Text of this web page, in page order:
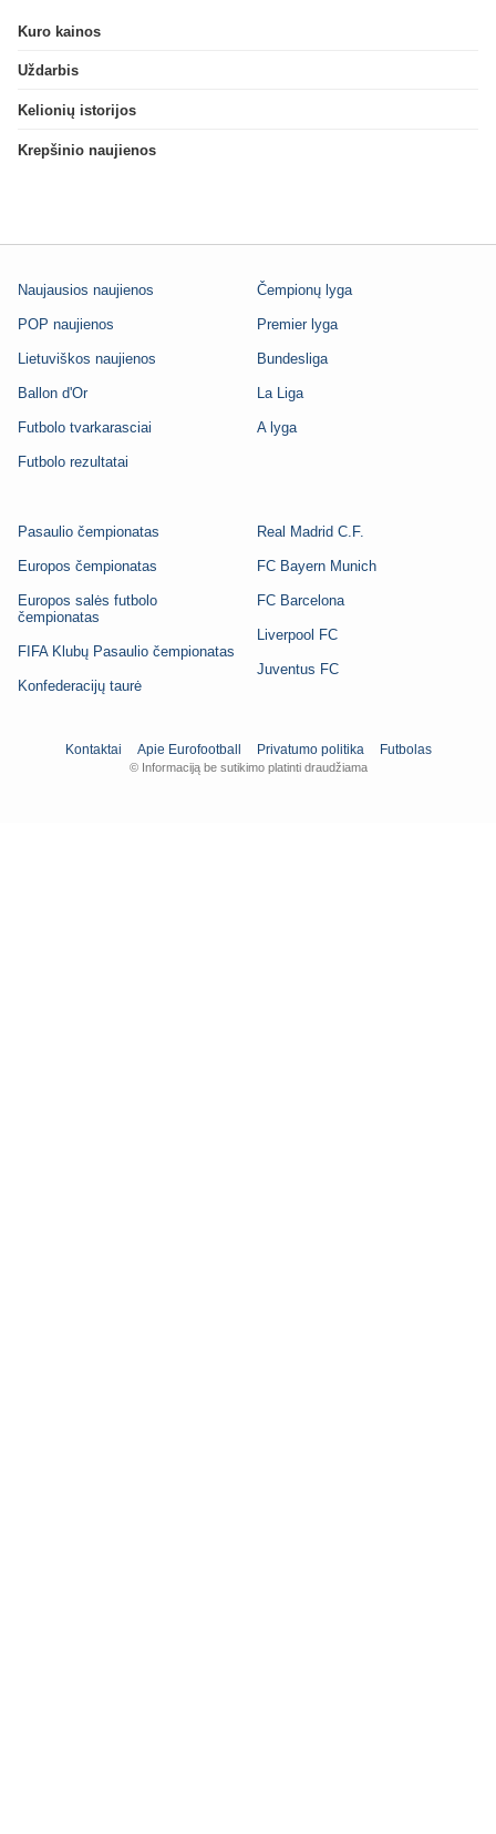
Kuro kainos
Uždarbis
Kelionių istorijos
Krepšinio naujienos
Naujausios naujienos
POP naujienos
Lietuviškos naujienos
Ballon d'Or
Futbolo tvarkarasciai
Futbolo rezultatai
Čempionų lyga
Premier lyga
Bundesliga
La Liga
A lyga
Pasaulio čempionatas
Europos čempionatas
Europos salės futbolo
čempionatas
FIFA Klubų Pasaulio čempionatas
Konfederacijų taurė
Real Madrid C.F.
FC Bayern Munich
FC Barcelona
Liverpool FC
Juventus FC
Kontaktai Apie Eurofootball Privatumo politika Futbolas
© Informaciją be sutikimo platinti draudžiama